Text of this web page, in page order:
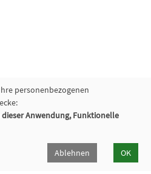
personenbezogenen
Anwendung, Funktionelle
Ablehnen OK